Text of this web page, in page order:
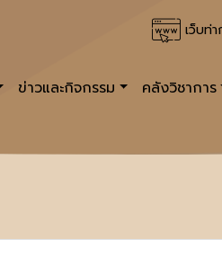
เว็บท่
ข่าวและกิจกรรม คลังวิชาการ